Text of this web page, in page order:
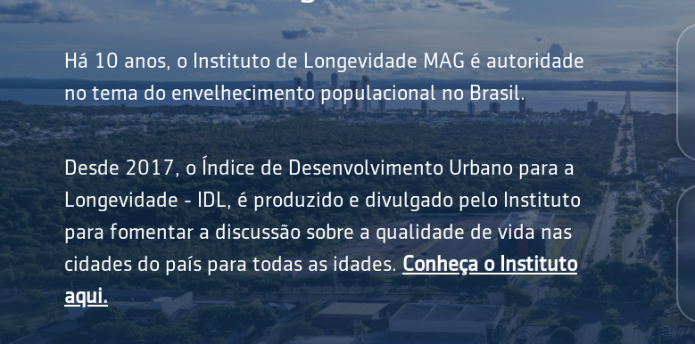
Há 10 anos, o Instituto de Longevidade MAG é autoridade
no tema do envelhecimento populacional no Brasil.
Desde 2017, o Índice de Desenvolvimento Urbano para a
Longevidade - IDL, é produzido e divulgado pelo Instituto
para fomentar a discussão sobre a qualidade de vida nas
cidades do país para todas as idades.Conheça o Instituto
aqui.